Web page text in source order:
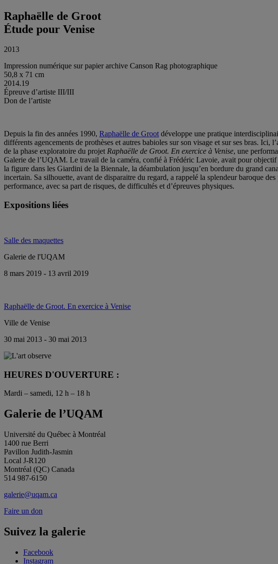
Raphaëlle de Groot
Étude pour Venise
2013
Impression numérique sur papier archive Canson Rag photographique
50,8 x 71 cm
2014.19
Épreuve d’artiste III/III
Don de l’artiste
Depuis la fin des années 1990, Raphaëlle de Grootdéveloppe une pratique
différents agencements de prothèses et autres babioles sur son visage et sur ses bras.
de la phase exploratoire du projetRaphaëlle de Groot. En exercice à Venise, une
Galerie de l’UQAM. Le travail de la caméra, confié à Frédéric Lavoie, avait pour
la figure dans les Giardini de la Biennale, la déambulation jusqu’en bordure du grand
incertain. Sa silhouette, avant de disparaitre du regard, a rappelé la splendeur baroque
performance, avec sa part de risques, de difficultés et d’épreuves physiques.
Expositions liées
Salle des maquettes
Galerie de l'UQAM
8 mars 2019 - 13 avril 2019
Raphaëlle de Groot. En exercice à Venise
Ville de Venise
30 mai 2013 - 30 mai 2013
HEURES D'OUVERTURE :
Mardi – samedi, 12 h – 18 h
Galerie de l’UQAM
Université du Québec à Montréal
1400 rue Berri
Pavillon Judith-Jasmin
Local J-R120
Montréal (QC) Canada
514 987-6150
galerie@uqam.ca
Faire un don
Suivez la galerie
Facebook
Instagram